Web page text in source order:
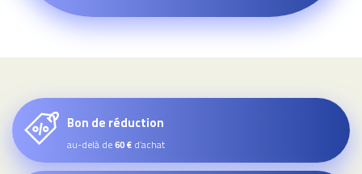
Bon de réduction
au-delà de60 € d’achat